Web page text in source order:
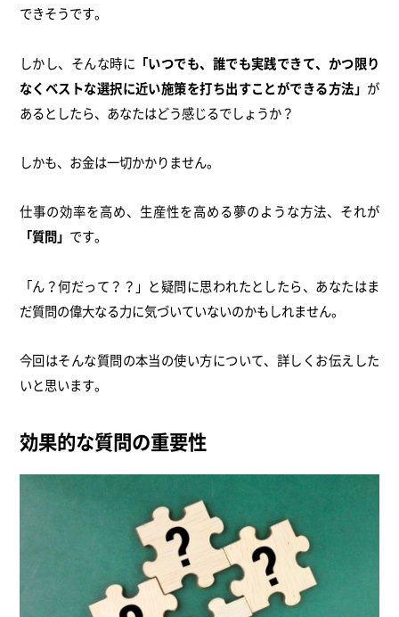
できそうです。
しかし、そんな時に 「いつでも、誰でも実践できて、かつ限り
なくベストな選択に近い施策を打ち出すことができる方法」 が
あるとしたら、あなたはどう感じるでしょうか？
しかも、お金は一切かかりません。
仕事の効率を高め、生産性を高める夢のような方法、それが
「質問」 です。
「ん？何だって？？」と疑問に思われたとしたら、あなたはま
だ質問の偉大なる力に気づいていないのかもしれません。
今回はそんな質問の本当の使い方について、詳しくお伝えした
いと思います。
効果的な質問の重要性